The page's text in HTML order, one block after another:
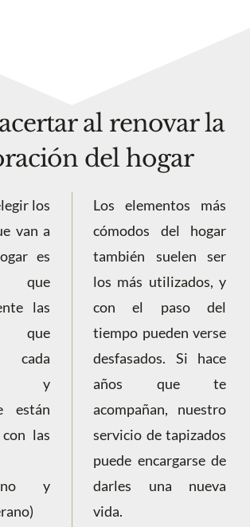
al renovar la
del hogar
los
van a
es
que
las
que
y
están
las
y
Los elementos más
cómodos del hogar
también suelen ser
los más utilizados, y
con el paso del
tiempo pueden verse
desfasados. Si hace
años que te
acompañan, nuestro
servicio de tapizados
puede encargarse de
darles una nueva
vida.